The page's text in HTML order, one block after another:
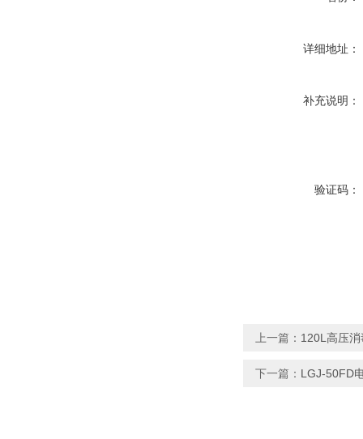
详细地址：
补充说明：
验证码：
上一篇： 120L高压
下一篇： LGJ-50FD